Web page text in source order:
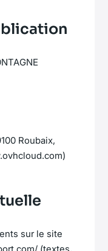
Roubaix,
sur le site